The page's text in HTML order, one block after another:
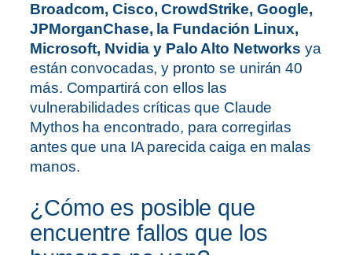
Broadcom, Cisco, CrowdStrike, Google,
JPMorganChase, la Fundación Linux,
Microsoft, Nvidia y Palo Alto Networks ya
están convocadas, y pronto se unirán 40
más. Compartirá con ellos las
vulnerabilidades críticas que Claude
Mythos ha encontrado, para corregirlas
antes que una IA parecida caiga en malas
manos.
¿Cómo es posible que
encuentre fallos que los